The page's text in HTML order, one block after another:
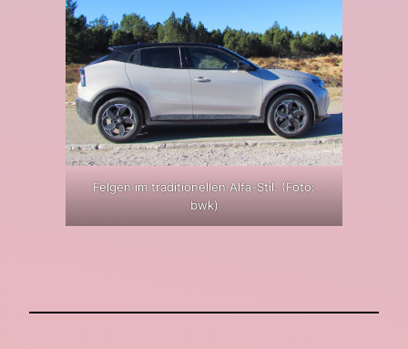
Felgen im traditionellen Alfa-Stil. (Foto:
bwk)